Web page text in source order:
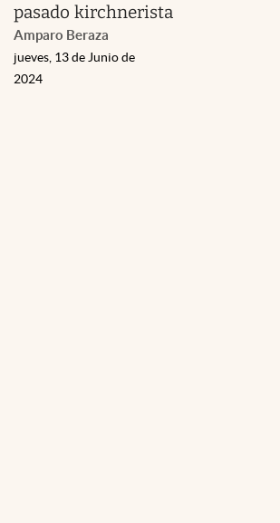
pasado kirchnerista
Amparo Beraza
jueves, 13 de Junio de
2024